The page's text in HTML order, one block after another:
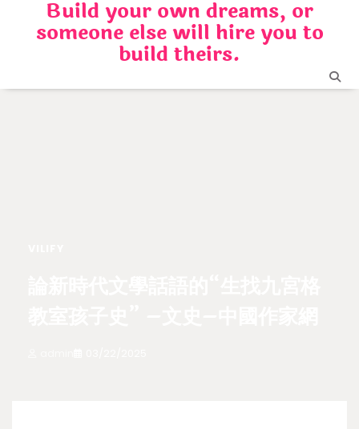
Build your own dreams, or
someone else will hire you to
build theirs.